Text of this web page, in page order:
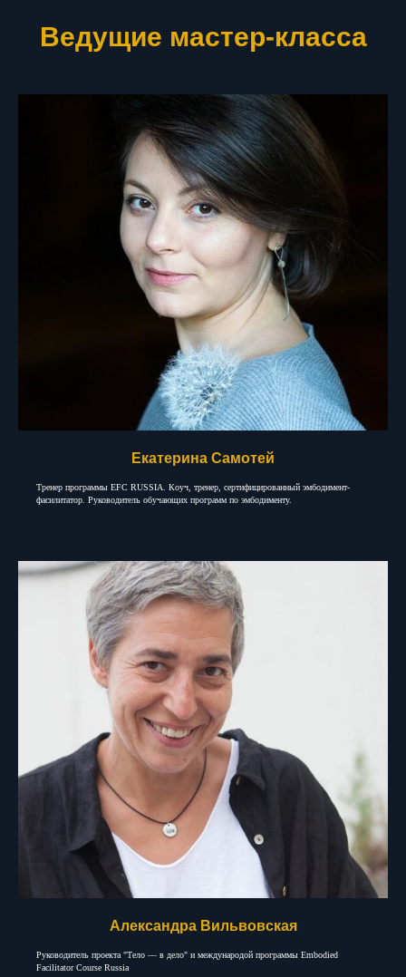
Ведущие мастер-класса
Екатерина Самотей
Тренер программы EFC RUSSIA. Коуч, тренер, сертифицированный эмбодимент-
фасилитатор. Руководитель обучающих программ по эмбодименту.
Александра Вильвовская
Руководитель проекта "Тело — в дело" и международой программы Embodied
Facilitator Course Russia